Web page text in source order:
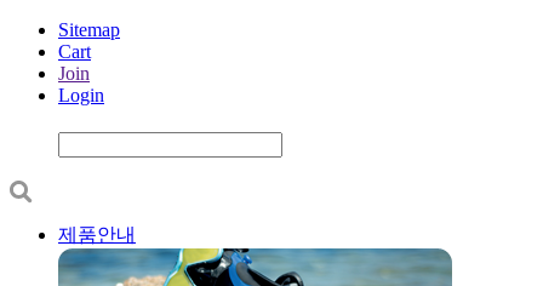
Sitemap
Cart
Join
Login
제품안내